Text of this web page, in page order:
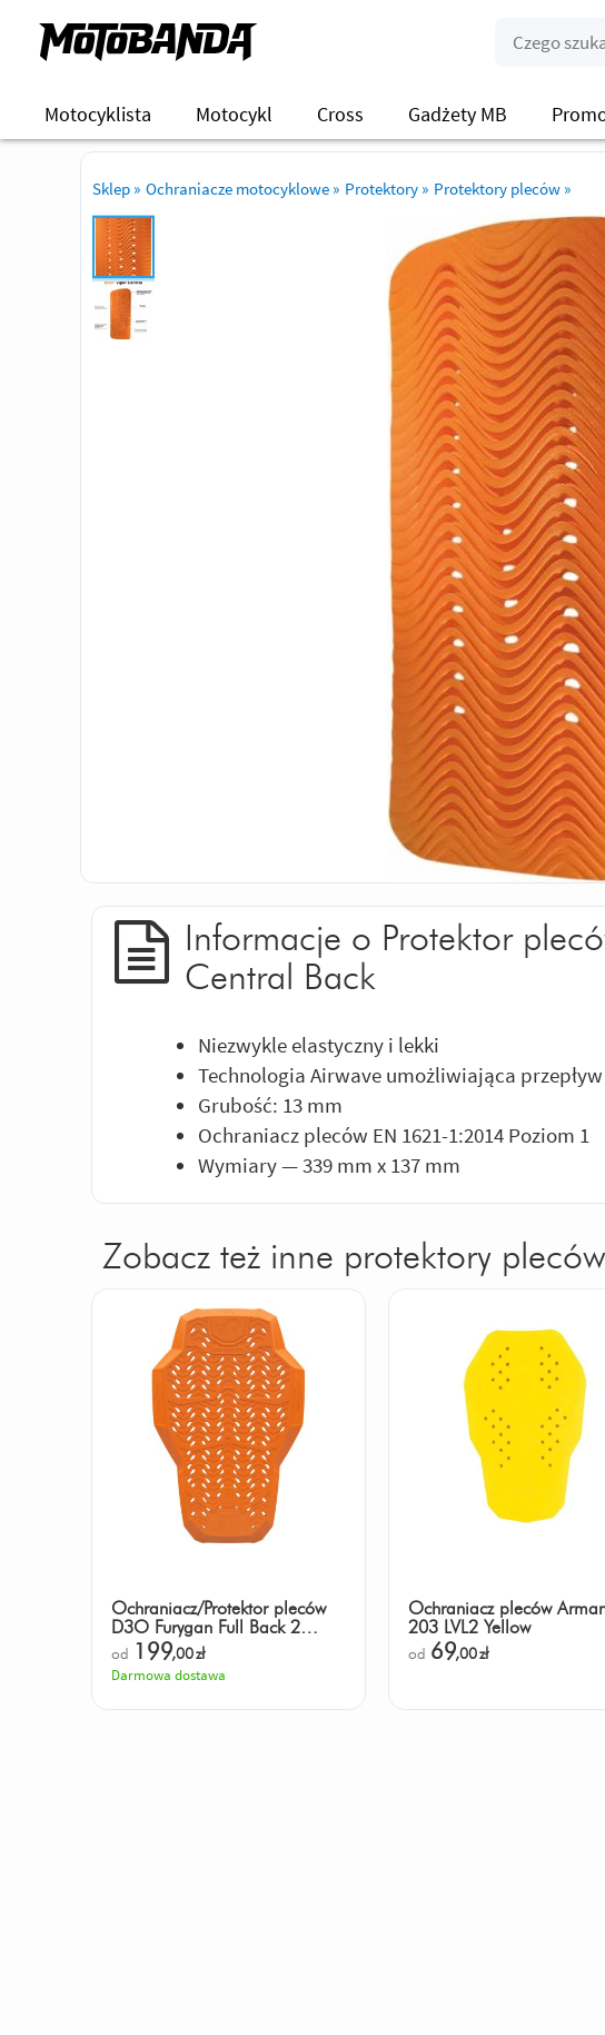
Motocyklista Motocykl Cross Gadżety MB
Sklep » Ochraniacze motocyklowe » Protektory » Protektory pleców »
Informacje o Protektor
Central Back
Niezwykle elastyczny i lekki
Technologia Airwave umożliwiająca
Grubość: 13 mm
Ochraniacz pleców EN 1621-1:2014 Poziom 1
Wymiary — 339 mm x 137 mm
Zobacz też inne protektory
Ochraniacz/Protektor pleców
D3O Furygan Full Back 2
wentylowany
od 199,00zł
Darmowa dostawa
Ochraniacz pleców
203 LVL2 Yellow
od 69,00zł